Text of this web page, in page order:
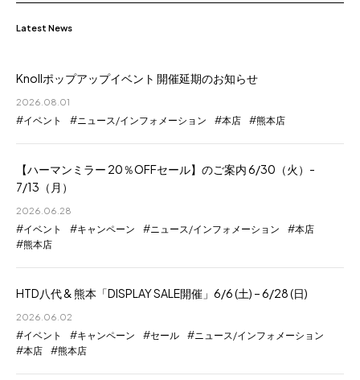
Latest News
Knollポップアップイベント 開催延期のお知らせ
2026.08.01
イベント ニュース/インフォメーション 本店 熊本店
【ハーマンミラー 20％OFFセール】のご案内 6/30（火）-
7/13（月）
2026.06.28
イベント キャンペーン ニュース/インフォメーション
本店
熊本店
HTD八代 & 熊本「DISPLAY SALE開催」6/6 (土) – 6/28 (日)
2026.06.02
イベント キャンペーン セール
ニュース/インフォメーション
本店
熊本店